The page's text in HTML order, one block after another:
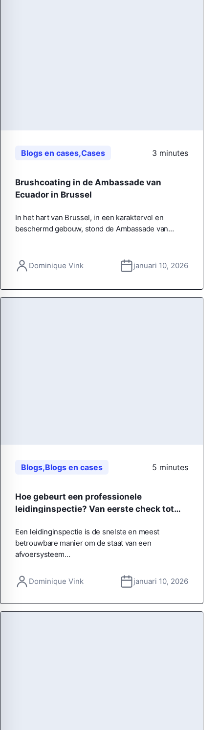
Blogs en cases,Cases 3 minutes
Brushcoating in de Ambassade van
Ecuador in Brussel
In het hart van Brussel, in een karaktervol en
beschermd gebouw, stond de Ambassade van…
Dominique Vink januari 10, 2026
Blogs,Blogs en cases 5 minutes
Hoe gebeurt een professionele
leidinginspectie? Van eerste check tot
Een leidinginspectie is de snelste en meest
betrouwbare manier om de staat van een
afvoersysteem…
Dominique Vink januari 10, 2026